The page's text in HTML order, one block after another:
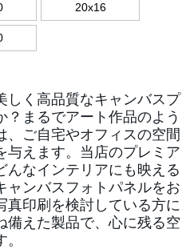
20x16
しく高品質なキャンバスプ
？まるでアート作品のよう
、ご自宅やオフィスの空間
与えます。当店のプレミア
んなインテリアにも映える
ャンバスフォトパネルをお
真印刷を検討している方に
備えた製品で、心に残る空